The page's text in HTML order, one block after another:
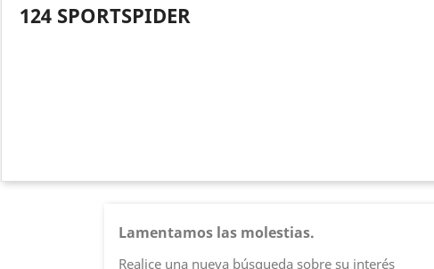
124 SPORTSPIDER
Lamentamos las molestias.
Realice una nueva búsqueda sobre su interés